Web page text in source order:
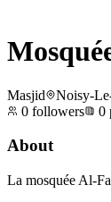
Masjid
Noisy-
0 followers 0
About
La mosquée Al-